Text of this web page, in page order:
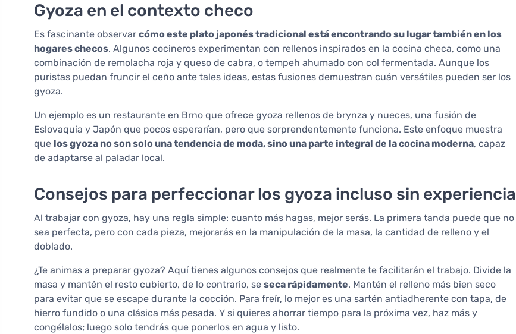
Gyoza en el contexto checo
Es fascinante observar cómo este plato japonés tradicional está encontrando su lugar también en los
hogares checos. Algunos cocineros experimentan con rellenos inspirados en la cocina checa, como una
combinación de remolacha roja y queso de cabra, o tempeh ahumado con col fermentada. Aunque los
puristas puedan fruncir el ceño ante tales ideas, estas fusiones demuestran cuán versátiles pueden ser los
gyoza.
Un ejemplo es un restaurante en Brno que ofrece gyoza rellenos de brynza y nueces, una fusión de
Eslovaquia y Japón que pocos esperarían, pero que sorprendentemente funciona. Este enfoque muestra
que los gyoza no son solo una tendencia de moda, sino una parte integral de la cocina moderna, capaz
de adaptarse al paladar local.
Consejos para perfeccionar los gyoza incluso sin experiencia
Al trabajar con gyoza, hay una regla simple: cuanto más hagas, mejor serás. La primera tanda puede que no
sea perfecta, pero con cada pieza, mejorarás en la manipulación de la masa, la cantidad de relleno y el
doblado.
¿Te animas a preparar gyoza? Aquí tienes algunos consejos que realmente te facilitarán el trabajo. Divide la
masa y mantén el resto cubierto, de lo contrario, se seca rápidamente. Mantén el relleno más bien seco
para evitar que se escape durante la cocción. Para freír, lo mejor es una sartén antiadherente con tapa, de
hierro fundido o una clásica más pesada. Y si quieres ahorrar tiempo para la próxima vez, haz más y
congélalos; luego solo tendrás que ponerlos en agua y listo.